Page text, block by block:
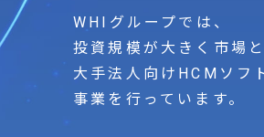
WHIグループでは、
投資規模が大きく市場
大手法人向けHCMソフ
事業を行っています。